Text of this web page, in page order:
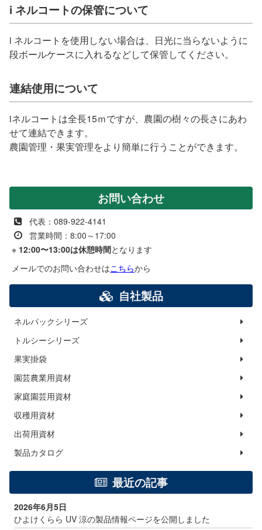
i ネルコートの保管について
i ネルコートを使用しない場合は、日光に当らないように
段ボールケースに入れるなどして保管してください。
連結使用について
iネルコートは全長15ｍですが、農園の樹々の長さにあわ
せて連結できます。
農園管理・果実管理をより簡単に行うことができます。
お問い合わせ
代表：089-922-4141
営業時間：8:00～17:00
※ 12:00〜13:00は休憩時間となります
メールでのお問い合わせはこちらから
自社製品
ネルパックシリーズ
トルシーシリーズ
果実掛袋
園芸農業用資材
家庭園芸用資材
収穫用資材
出荷用資材
製品カタログ
最近の記事
2026年6月5日
ひよけくらら UV 涼の製品情報ページを公開しました